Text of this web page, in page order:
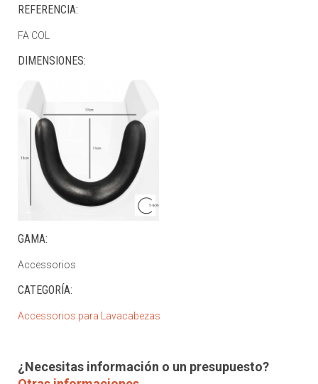
REFERENCIA:
FA COL
DIMENSIONES:
GAMA:
Accessorios
CATEGORÍA:
Accessorios para Lavacabezas
¿Necesitas información o un presupuesto?